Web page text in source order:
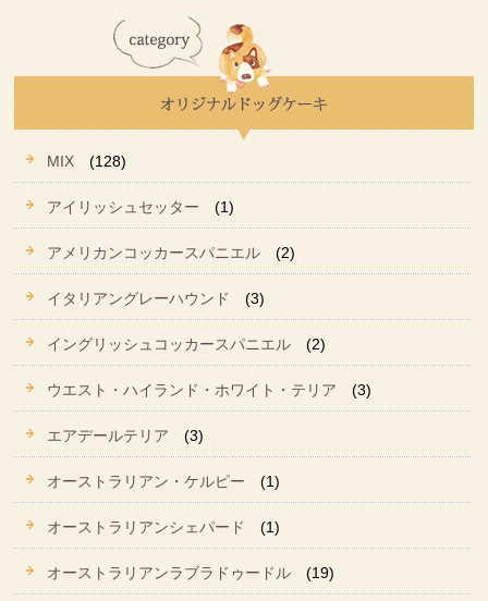
MIX (128)
アイリッシュセッター (1)
アメリカンコッカースパニエル (2)
イタリアングレーハウンド (3)
イングリッシュコッカースパニエル (2)
ウエスト・ハイランド・ホワイト・テリア (3)
エアデールテリア (3)
オーストラリアン・ケルピー (1)
オーストラリアンシェパード (1)
オーストラリアンラブラドゥードル (19)